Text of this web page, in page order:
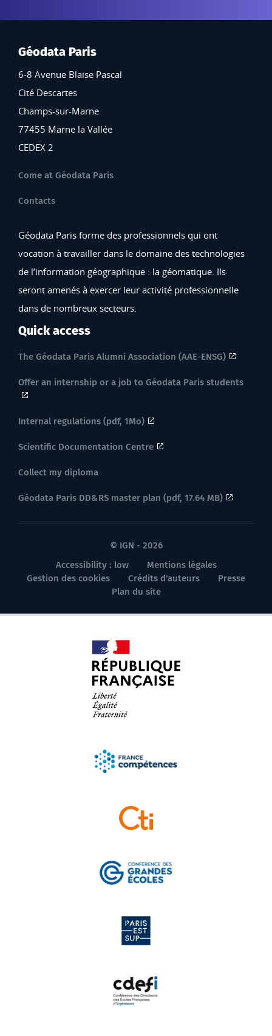
Géodata Paris
6-8 Avenue Blaise Pascal
Cité Descartes
Champs-sur-Marne
77455 Marne la Vallée
CEDEX 2
Come at Géodata Paris
Contacts
Géodata Paris forme des professionnels qui ont
vocation à travailler dans le domaine des technologies
de l’information géographique : la géomatique. Ils
seront amenés à exercer leur activité professionnelle
dans de nombreux secteurs.
Quick access
The Géodata Paris Alumni Association (AAE-ENSG)
Offer an internship or a job to Géodata Paris students
Internal regulations (pdf, 1Mo)
Scientific Documentation Centre
Collect my diploma
Géodata Paris DD&RS master plan (pdf, 17.64 MB)
© IGN - 2026
Accessibility : low
Mentions légales
Gestion des cookies
Crédits d'auteurs
Presse
Plan du site